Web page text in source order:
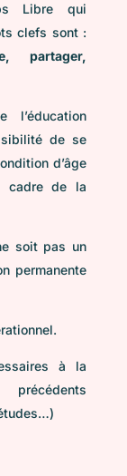
Libre qui
clefs sont :
partager,
l’éducation
de se
d’âge
cadre de la
soit pas un
permanente
à la